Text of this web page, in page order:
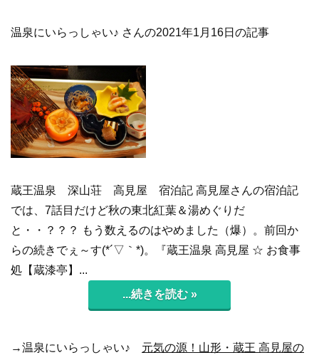
温泉にいらっしゃい♪ さんの2021年1月16日の記事
蔵王温泉 深山荘 高見屋 宿泊記 高見屋さんの宿泊記
では、7話目だけど秋の東北紅葉＆湯めぐりだ
と・・？？？ もう数えるのはやめました（爆）。前回か
らの続きでぇ～す(*´▽｀*)。『蔵王温泉 高見屋 ☆ お食事
処【蔵漆亭】...
...続きを読む »
→温泉にいらっしゃい♪ 元気の源！山形・蔵王 高見屋の